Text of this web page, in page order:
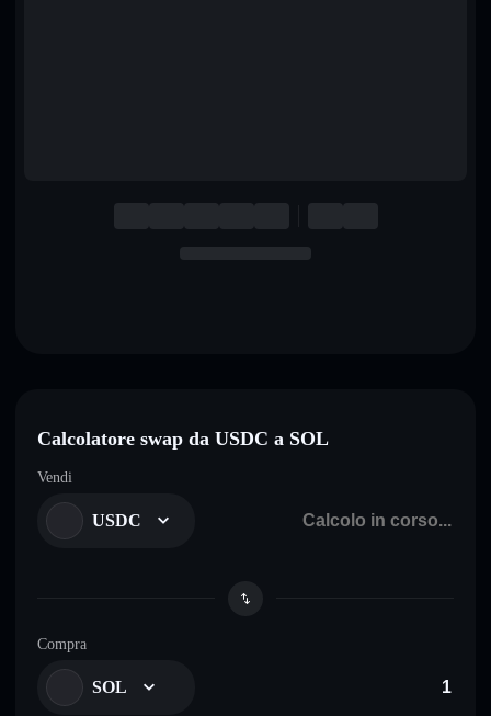
Calcolatore swap da USDC a SOL
Vendi
USDC
Compra
SOL